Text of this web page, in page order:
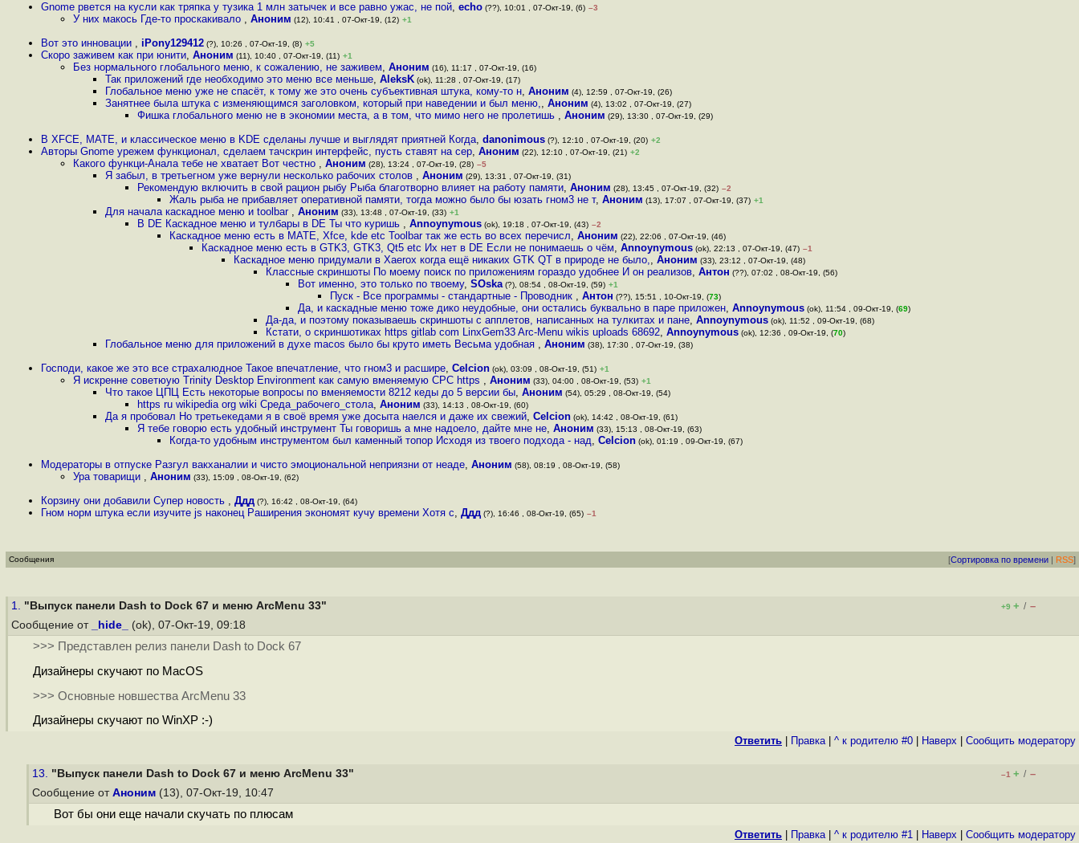
Gnome рвется на кусли как тряпка у тузика 1 млн затычек и все равно ужас, не пой, echo (??), 10:01 , 07-Окт-19, (6) –3
У них макось Где-то проскакивало , Аноним (12), 10:41 , 07-Окт-19, (12) +1
Вот это инновации , iPony129412 (?), 10:26 , 07-Окт-19, (8) +5
Скоро заживем как при юнити, Аноним (11), 10:40 , 07-Окт-19, (11) +1
Без нормального глобального меню, к сожалению, не заживем, Аноним (16), 11:17 , 07-Окт-19, (16)
Так приложений где необходимо это меню все меньше, AleksK (ok), 11:28 , 07-Окт-19, (17)
Глобальное меню уже не спасёт, к тому же это очень субъективная штука, кому-то н, Аноним (4), 12:59 , 07-Окт-19, (26)
Занятнее была штука с изменяющимся заголовком, который при наведении и был меню,, Аноним (4), 13:02 , 07-Окт-19, (27)
Фишка глобального меню не в экономии места, а в том, что мимо него не пролетишь , Аноним (29), 13:30 , 07-Окт-19, (29)
В XFCE, MATE, и классическое меню в KDE сделаны лучше и выглядят приятней Когда, danonimous (?), 12:10 , 07-Окт-19, (20) +2
Авторы Gnome урежем функционал, сделаем тачскрин интерфейс, пусть ставят на сер, Аноним (22), 12:10 , 07-Окт-19, (21) +2
Какого функци-Анала тебе не хватает Вот честно , Аноним (28), 13:24 , 07-Окт-19, (28) –5
Я забыл, в третьегном уже вернули несколько рабочих столов , Аноним (29), 13:31 , 07-Окт-19, (31)
Рекомендую включить в свой рацион рыбу Рыба благотворно влияет на работу памяти, Аноним (28), 13:45 , 07-Окт-19, (32) –2
Жаль рыба не прибавляет оперативной памяти, тогда можно было бы юзать гном3 не т, Аноним (13), 17:07 , 07-Окт-19, (37) +1
Для начала каскадное меню и toolbar , Аноним (33), 13:48 , 07-Окт-19, (33) +1
В DE Каскадное меню и тулбары в DE Ты что куришь , Annoynymous (ok), 19:18 , 07-Окт-19, (43) –2
Каскадное меню есть в MATE, Xfce, kde etc Toolbar так же есть во всех перечисл, Аноним (22), 22:06 , 07-Окт-19, (46)
Каскадное меню есть в GTK3, GTK3, Qt5 etc Их нет в DE Если не понимаешь о чём, Annoynymous (ok), 22:13 , 07-Окт-19, (47) –1
Каскадное меню придумали в Xaerox когда ещё никаких GTK QT в природе не было,, Аноним (33), 23:12 , 07-Окт-19, (48)
Классные скриншоты По моему поиск по приложениям гораздо удобнее И он реализов, Антон (??), 07:02 , 08-Окт-19, (56)
Вот именно, это только по твоему, SOska (?), 08:54 , 08-Окт-19, (59) +1
Пуск - Все программы - стандартные - Проводник , Антон (??), 15:51 , 10-Окт-19, (73)
Да, и каскадные меню тоже дико неудобные, они остались буквально в паре приложен, Annoynymous (ok), 11:54 , 09-Окт-19, (69)
Да-да, и поэтому показываешь скриншоты с апплетов, написанных на тулкитах и пане, Annoynymous (ok), 11:52 , 09-Окт-19, (68)
Кстати, о скриншотиках https gitlab com LinxGem33 Arc-Menu wikis uploads 68692, Annoynymous (ok), 12:36 , 09-Окт-19, (70)
Глобальное меню для приложений в духе macos было бы круто иметь Весьма удобная , Аноним (38), 17:30 , 07-Окт-19, (38)
Господи, какое же это все страхалюдное Такое впечатление, что гном3 и расшире, Celcion (ok), 03:09 , 08-Окт-19, (51) +1
Я искренне советюую Trinity Desktop Environment как самую вменяемую СРС https , Аноним (33), 04:00 , 08-Окт-19, (53) +1
Что такое ЦПЦ Есть некоторые вопросы по вменяемости 8212 кеды до 5 версии бы, Аноним (54), 05:29 , 08-Окт-19, (54)
https ru wikipedia org wiki Среда_рабочего_стола, Аноним (33), 14:13 , 08-Окт-19, (60)
Да я пробовал Но третьекедами я в своё время уже досыта наелся и даже их свежий, Celcion (ok), 14:42 , 08-Окт-19, (61)
Я тебе говорю есть удобный инструмент Ты говоришь а мне надоело, дайте мне не, Аноним (33), 15:13 , 08-Окт-19, (63)
Когда-то удобным инструментом был каменный топор Исходя из твоего подхода - над, Celcion (ok), 01:19 , 09-Окт-19, (67)
Модераторы в отпуске Разгул вакханалии и чисто эмоциональной неприязни от неаде, Аноним (58), 08:19 , 08-Окт-19, (58)
Ура товарищи , Аноним (33), 15:09 , 08-Окт-19, (62)
Корзину они добавили Супер новость , Ддд (?), 16:42 , 08-Окт-19, (64)
Гном норм штука если изучите js наконец Раширения экономят кучу времени Хотя с, Ддд (?), 16:46 , 08-Окт-19, (65) –1
Сообщения [Сортировка по времени | RSS]
1. "Выпуск панели Dash to Dock 67 и меню ArcMenu 33" +9 + / –
Сообщение от
_hide_ (ok), 07-Окт-19, 09:18
>>> Представлен релиз панели Dash to Dock 67
Дизайнеры скучают по MacOS
>>> Основные новшеcтва ArcMenu 33
Дизайнеры скучают по WinXP :-)
Ответить Правка| ^ к родителю #0 Наверх Cообщить модератору
13. "Выпуск панели Dash to Dock 67 и меню ArcMenu 33" –1 + / –
Сообщение от Аноним (13), 07-Окт-19, 10:47
Вот бы они еще начали скучать по плюсам
Ответить Правка| ^ к родителю #1 Наверх Cообщить модератору